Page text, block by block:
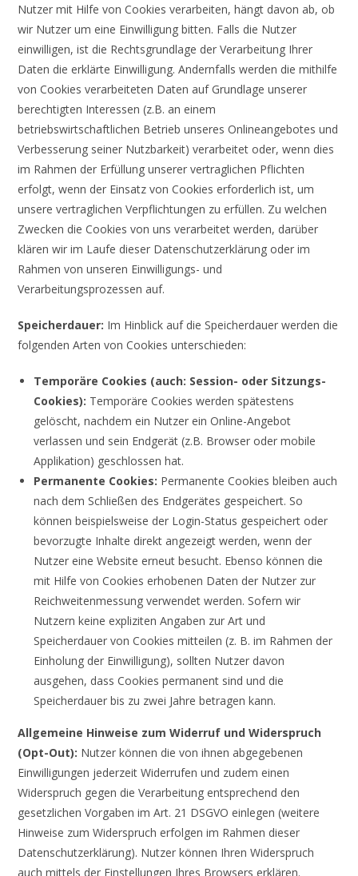
Nutzer mit Hilfe von Cookies verarbeiten, hängt davon ab, ob
wir Nutzer um eine Einwilligung bitten. Falls die Nutzer
einwilligen, ist die Rechtsgrundlage der Verarbeitung Ihrer
Daten die erklärte Einwilligung. Andernfalls werden die mithilfe
von Cookies verarbeiteten Daten auf Grundlage unserer
berechtigten Interessen (z.B. an einem
betriebswirtschaftlichen Betrieb unseres Onlineangebotes und
Verbesserung seiner Nutzbarkeit) verarbeitet oder, wenn dies
im Rahmen der Erfüllung unserer vertraglichen Pflichten
erfolgt, wenn der Einsatz von Cookies erforderlich ist, um
unsere vertraglichen Verpflichtungen zu erfüllen. Zu welchen
Zwecken die Cookies von uns verarbeitet werden, darüber
klären wir im Laufe dieser Datenschutzerklärung oder im
Rahmen von unseren Einwilligungs- und
Verarbeitungsprozessen auf.
Speicherdauer: Im Hinblick auf die Speicherdauer werden die
folgenden Arten von Cookies unterschieden:
Temporäre Cookies (auch: Session- oder Sitzungs-
Cookies): Temporäre Cookies werden spätestens
gelöscht, nachdem ein Nutzer ein Online-Angebot
verlassen und sein Endgerät (z.B. Browser oder mobile
Applikation) geschlossen hat.
Permanente Cookies: Permanente Cookies bleiben auch
nach dem Schließen des Endgerätes gespeichert. So
können beispielsweise der Login-Status gespeichert oder
bevorzugte Inhalte direkt angezeigt werden, wenn der
Nutzer eine Website erneut besucht. Ebenso können die
mit Hilfe von Cookies erhobenen Daten der Nutzer zur
Reichweitenmessung verwendet werden. Sofern wir
Nutzern keine expliziten Angaben zur Art und
Speicherdauer von Cookies mitteilen (z. B. im Rahmen der
Einholung der Einwilligung), sollten Nutzer davon
ausgehen, dass Cookies permanent sind und die
Speicherdauer bis zu zwei Jahre betragen kann.
Allgemeine Hinweise zum Widerruf und Widerspruch
(Opt-Out): Nutzer können die von ihnen abgegebenen
Einwilligungen jederzeit Widerrufen und zudem einen
Widerspruch gegen die Verarbeitung entsprechend den
gesetzlichen Vorgaben im Art. 21 DSGVO einlegen (weitere
Hinweise zum Widerspruch erfolgen im Rahmen dieser
Datenschutzerklärung). Nutzer können Ihren Widerspruch
auch mittels der Einstellungen Ihres Browsers erklären.